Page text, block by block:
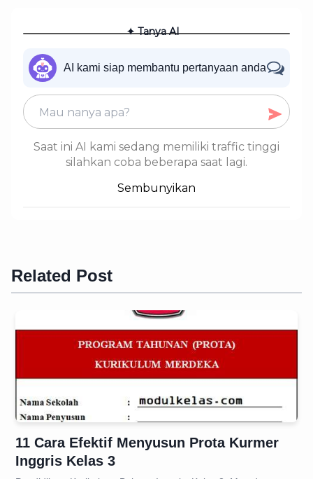
✦ Tanya AI
AI kami siap membantu pertanyaan anda
Saat ini AI kami sedang memiliki traffic tinggi
silahkan coba beberapa saat lagi.
Sembunyikan
Related Post
11 Cara Efektif Menyusun Prota Kurmer
Inggris Kelas 3